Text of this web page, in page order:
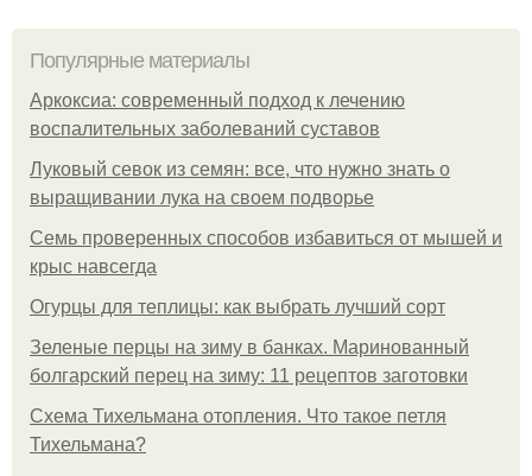
Популярные материалы
Аркоксиа: современный подход к лечению
воспалительных заболеваний суставов
Луковый севок из семян: все, что нужно знать о
выращивании лука на своем подворье
Семь проверенных способов избавиться от мышей и
крыс навсегда
Огурцы для теплицы: как выбрать лучший сорт
Зеленые перцы на зиму в банках. Маринованный
болгарский перец на зиму: 11 рецептов заготовки
Схема Тихельмана отопления. Что такое петля
Тихельмана?